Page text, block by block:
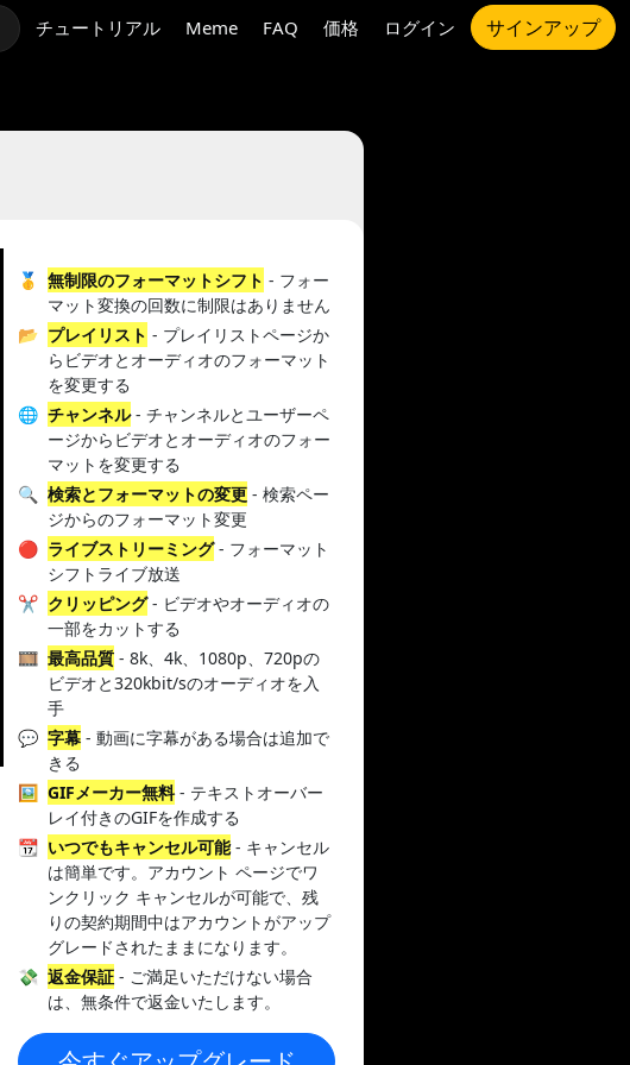
チュートリアル Meme FAQ 価格 ログイン サインアップ
🥇 無制限のフォーマットシフト - フォー
マット変換の回数に制限はありません
📂 プレイリスト - プレイリストページか
らビデオとオーディオのフォーマット
を変更する
🌐 チャンネル- チャンネルとユーザーペ
ージからビデオとオーディオのフォー
マットを変更する
🔍 検索とフォーマットの変更 - 検索ペー
ジからのフォーマット変更
🔴 ライブストリーミング- フォーマット
シフトライブ放送
✂️ クリッピング- ビデオやオーディオの
一部をカットする
🎞️ 最高品質 - 8k、4k、1080p、720pの
ビデオと320kbit/sのオーディオを入
手
💬 字幕 - 動画に字幕がある場合は追加で
きる
🖼️ GIFメーカー無料- テキストオーバー
レイ付きのGIFを作成する
📆 いつでもキャンセル可能- キャンセル
は簡単です。アカウント ページでワ
ンクリック キャンセルが可能で、残
りの契約期間中はアカウントがアップ
グレードされたままになります。
💸 返金保証 - ご満足いただけない場合
は、無条件で返金いたします。